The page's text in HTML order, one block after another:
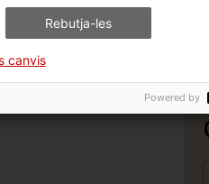
Rebutja-les
canvis
Powered by